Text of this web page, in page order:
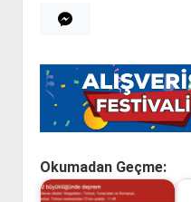
Okumadan Geçme: